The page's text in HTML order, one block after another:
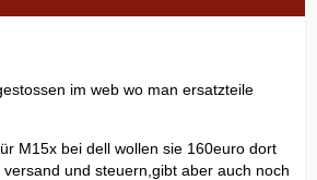
im web wo man ersatzteile
M15x bei dell wollen sie 160euro dort
und steuern,gibt aber auch noch